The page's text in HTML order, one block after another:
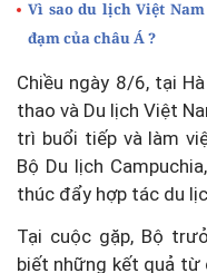
Vì sao du lịch Việt
đạm của châu Á ?
Chiều ngày 8/6, tại
thao và Du lịch Việt
trì buổi tiếp và làm
Bộ Du lịch
thúc đẩy hợp tác du
Tại cuộc gặp, Bộ
biết những kết quả